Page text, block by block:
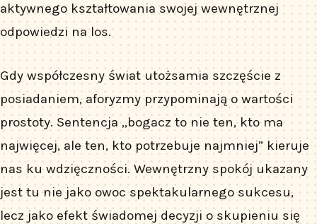
aktywnego kształtowania swojej wewnętrznej
odpowiedzi na los.
Gdy współczesny świat utożsamia szczęście z
posiadaniem, aforyzmy przypominają o wartości
prostoty. Sentencja „bogacz to nie ten, kto ma
najwięcej, ale ten, kto potrzebuje najmniej” kieruje
nas ku wdzięczności. Wewnętrzny spokój ukazany
jest tu nie jako owoc spektakularnego sukcesu,
lecz jako efekt świadomej decyzji o skupieniu się